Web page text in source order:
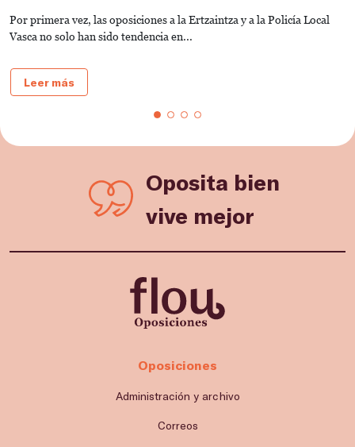
Por primera vez, las oposiciones a la Ertzaintza y a la Policía Local
Vasca no solo han sido tendencia en...
Leer más
Oposita bien
vive mejor
Oposiciones
Administración y archivo
Correos